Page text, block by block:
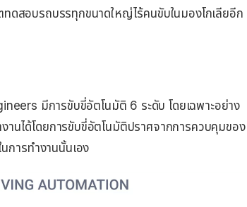
สอบรถบรรทุกขนาดใหญ่ไร้คนขับในมองโกเลียอีก
มีการขับขี่อัตโนมัติ 6 ระดับ โดยเฉพาะอย่าง
นได้โดยการขับขี่อัตโนมัติปราศจากการควบคุมของ
ารทำงานนั้นเอง